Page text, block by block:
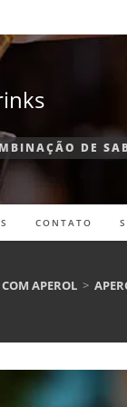
DE
CONTATO
APEROL >